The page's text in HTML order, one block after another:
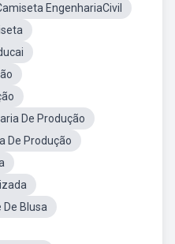
EngenhariaCivil
De Produção
De Produção
Blusa